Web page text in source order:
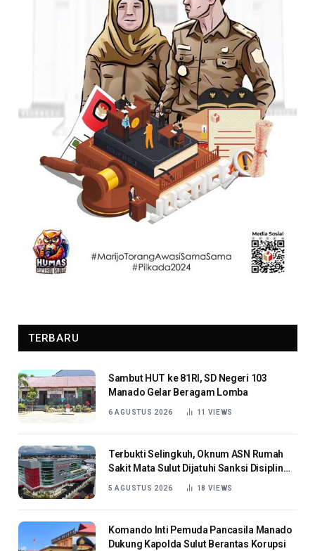
TERBARU
Sambut HUT ke 81RI, SD Negeri 103
Manado Gelar Beragam Lomba
6 AGUSTUS 2026 11 VIEWS
Terbukti Selingkuh, Oknum ASN Rumah
Sakit Mata Sulut Dijatuhi Sanksi Disiplin
Berat
5 AGUSTUS 2026 18 VIEWS
Komando Inti Pemuda Pancasila Manado
Dukung Kapolda Sulut Berantas Korupsi